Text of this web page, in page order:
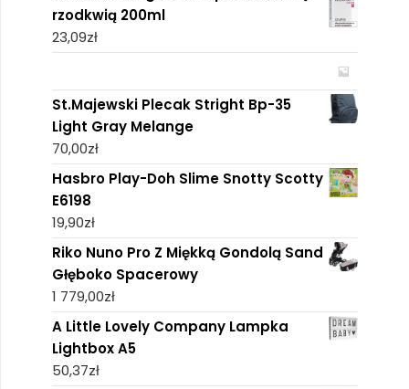
rzodkwią 200ml
23,09zł
St.Majewski Plecak Stright Bp-35
Light Gray Melange
70,00zł
Hasbro Play-Doh Slime Snotty Scotty
E6198
19,90zł
Riko Nuno Pro Z Miękką Gondolą Sand
Głęboko Spacerowy
1 779,00zł
A Little Lovely Company Lampka
Lightbox A5
50,37zł